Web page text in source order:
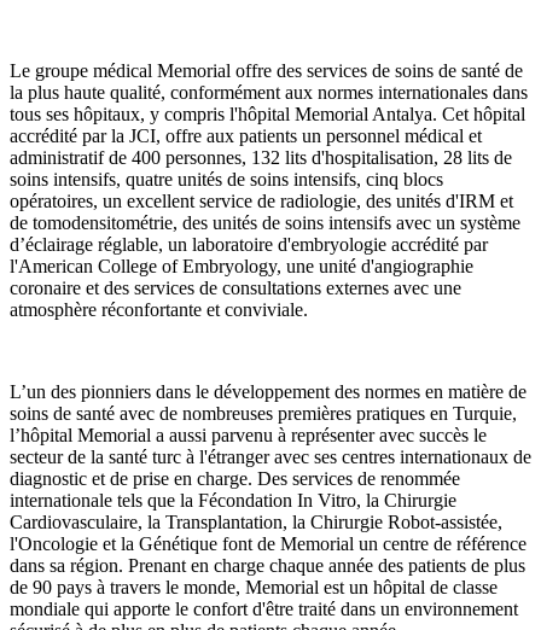
Le groupe médical Memorial offre des services de soins de santé de
la plus haute qualité, conformément aux normes internationales dans
tous ses hôpitaux, y compris l'hôpital Memorial Antalya. Cet hôpital
accrédité par la JCI, offre aux patients un personnel médical et
administratif de 400 personnes, 132 lits d'hospitalisation, 28 lits de
soins intensifs, quatre unités de soins intensifs, cinq blocs
opératoires, un excellent service de radiologie, des unités d'IRM et
de tomodensitométrie, des unités de soins intensifs avec un système
d’éclairage réglable, un laboratoire d'embryologie accrédité par
l'American College of Embryology, une unité d'angiographie
coronaire et des services de consultations externes avec une
atmosphère réconfortante et conviviale.
L’un des pionniers dans le développement des normes en matière de
soins de santé avec de nombreuses premières pratiques en Turquie,
l’hôpital Memorial a aussi parvenu à représenter avec succès le
secteur de la santé turc à l'étranger avec ses centres internationaux de
diagnostic et de prise en charge. Des services de renommée
internationale tels que la Fécondation In Vitro, la Chirurgie
Cardiovasculaire, la Transplantation, la Chirurgie Robot-assistée,
l'Oncologie et la Génétique font de Memorial un centre de référence
dans sa région. Prenant en charge chaque année des patients de plus
de 90 pays à travers le monde, Memorial est un hôpital de classe
mondiale qui apporte le confort d'être traité dans un environnement